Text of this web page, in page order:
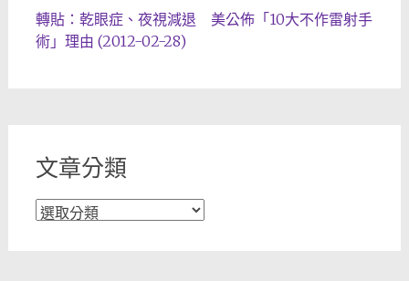
轉貼：乾眼症、夜視減退 美公佈「10大不作雷射手
術」理由 (2012-02-28)
文章分類
文